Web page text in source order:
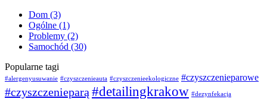
Dom (3)
Ogólne (1)
Problemy (2)
Samochód (30)
Popularne tagi
#alergenyusuwanie #czyszczenieauta #czyszczenieekologiczne #czyszczenieparowe
#czyszczenieparą #detailingkrakow #dezynfekacja